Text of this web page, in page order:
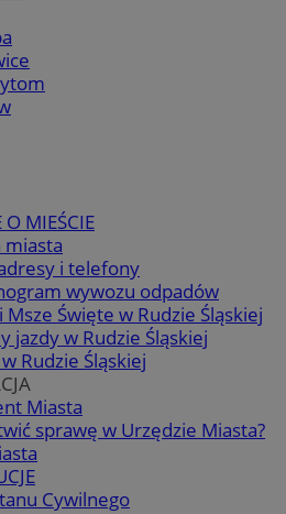
O MIEŚCIE
i telefony
wywozu odpadów
Msze Święte w Rudzie Śląskiej
jazdy w Rudzie Śląskiej
Rudzie Śląskiej
Miasta
sprawę w Urzędzie Miasta?
Cywilnego